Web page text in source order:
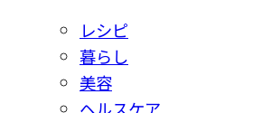
レシピ
暮らし
美容
ヘルスケア